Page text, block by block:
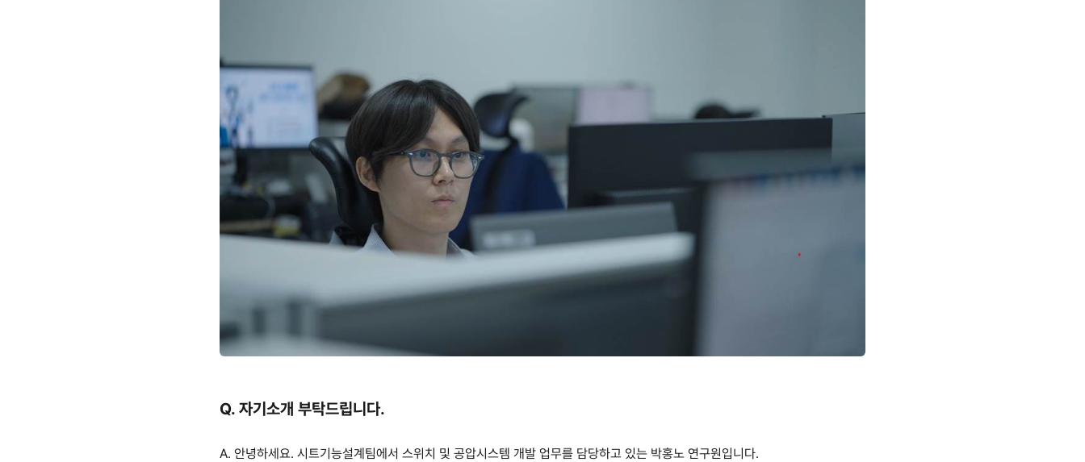
Q. 자기소개 부탁드립니다.
A. 안녕하세요. 시트기능설계팀에서 스위치 및 공압시스템 개발 업무를 담당하고 있는 박홍노 연구원입니다.